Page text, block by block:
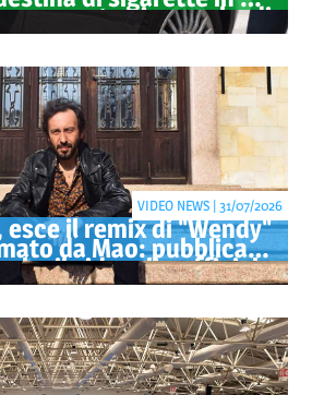
sequestrati 1.350 kg di
tabacco
esce il remix di "Wendy"
da Mao: pubblicato
il videoclip ufficiale
VIDEO NEWS | 31/07/2026